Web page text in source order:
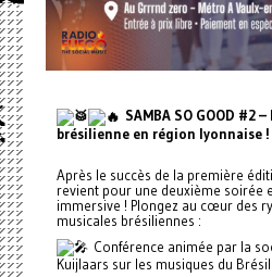
SAMBA SO GOOD #2
brésilienne en région lyonnaise !
Après le succès de la première
revient pour une deuxième soirée
immersive ! Plongez au cœur des
musicales brésiliennes :
Conférence animée par la
Kuijlaars sur les musiques du Brésil